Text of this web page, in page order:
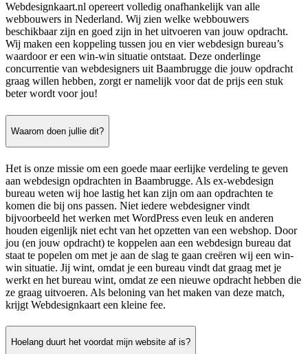
Webdesignkaart.nl opereert volledig onafhankelijk van alle
webbouwers in Nederland. Wij zien welke webbouwers
beschikbaar zijn en goed zijn in het uitvoeren van jouw opdracht.
Wij maken een koppeling tussen jou en vier webdesign bureau’s
waardoor er een win-win situatie ontstaat. Deze onderlinge
concurrentie van webdesigners uit Baambrugge die jouw opdracht
graag willen hebben, zorgt er namelijk voor dat de prijs een stuk
beter wordt voor jou!
Waarom doen jullie dit?
Het is onze missie om een goede maar eerlijke verdeling te geven
aan webdesign opdrachten in Baambrugge. Als ex-webdesign
bureau weten wij hoe lastig het kan zijn om aan opdrachten te
komen die bij ons passen. Niet iedere webdesigner vindt
bijvoorbeeld het werken met WordPress even leuk en anderen
houden eigenlijk niet echt van het opzetten van een webshop. Door
jou (en jouw opdracht) te koppelen aan een webdesign bureau dat
staat te popelen om met je aan de slag te gaan creëren wij een win-
win situatie. Jij wint, omdat je een bureau vindt dat graag met je
werkt en het bureau wint, omdat ze een nieuwe opdracht hebben die
ze graag uitvoeren. Als beloning van het maken van deze match,
krijgt Webdesignkaart een kleine fee.
Hoelang duurt het voordat mijn website af is?